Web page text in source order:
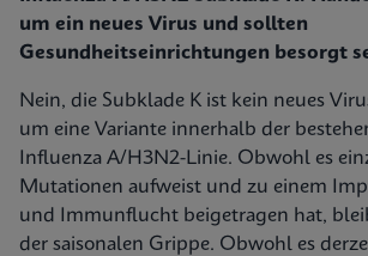
um ein neues Virus und sollten
Gesundheitseinrichtungen besorgt
Nein, die Subklade K ist kein neues
um eine Variante innerhalb der
Influenza A/H3N2-Linie. Obwohl es
Mutationen aufweist und zu einem
und Immunflucht beigetragen hat,
der saisonalen Grippe. Obwohl es